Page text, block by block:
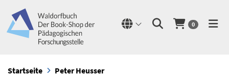
0
Startseite Peter Heusser